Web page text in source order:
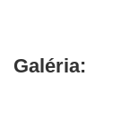
Galéria: